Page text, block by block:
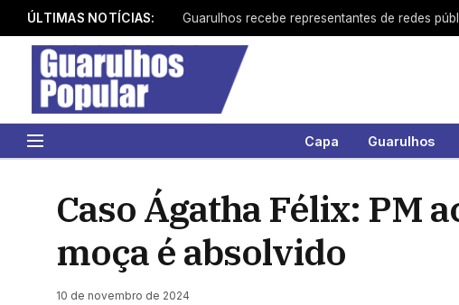
ÚLTIMAS NOTÍCIAS:
Capa Guarulhos
Caso Ágatha Félix: PM
moça é absolvido
10 de novembro de 2024